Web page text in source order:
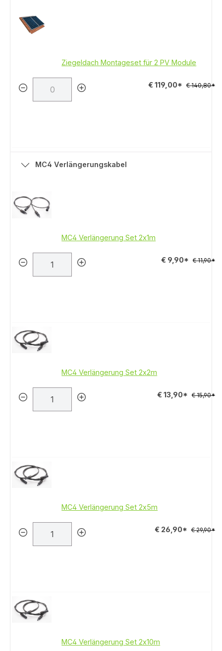
Ziegeldach Montageset für 2 PV Module
€ 119,00* € 140,80*
MC4 Verlängerungskabel
MC4 Verlängerung Set 2x1m
€ 9,90* € 11,90*
MC4 Verlängerung Set 2x2m
€ 13,90* € 15,90*
MC4 Verlängerung Set 2x5m
€ 26,90* € 29,90*
MC4 Verlängerung Set 2x10m